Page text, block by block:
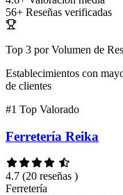
56+ Reseñas verificadas
Top 3 por Volumen de
Establecimientos con
de clientes
#1 Top Valorado
Ferretería Reika
4.7 (20 reseñas )
Ferretería